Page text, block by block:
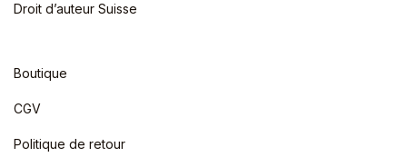
Droit d’auteur Suisse
Boutique
CGV
Politique de retour